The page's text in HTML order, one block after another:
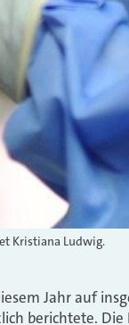
Kristiana Ludwig.
Jahr auf
berichtete. Die